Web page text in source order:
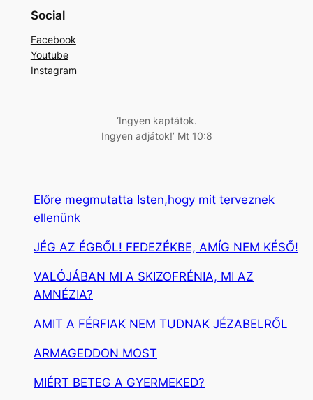
e
e
s
Social
Facebook
Youtube
Instagram
‘Ingyen kaptátok.
Ingyen adjátok!’ Mt 10:8
Előre megmutatta Isten,hogy mit terveznek
ellenünk
JÉG AZ ÉGBŐL! FEDEZÉKBE, AMÍG NEM KÉSŐ!
VALÓJÁBAN MI A SKIZOFRÉNIA, MI AZ
AMNÉZIA?
AMIT A FÉRFIAK NEM TUDNAK JÉZABELRŐL
ARMAGEDDON MOST
MIÉRT BETEG A GYERMEKED?